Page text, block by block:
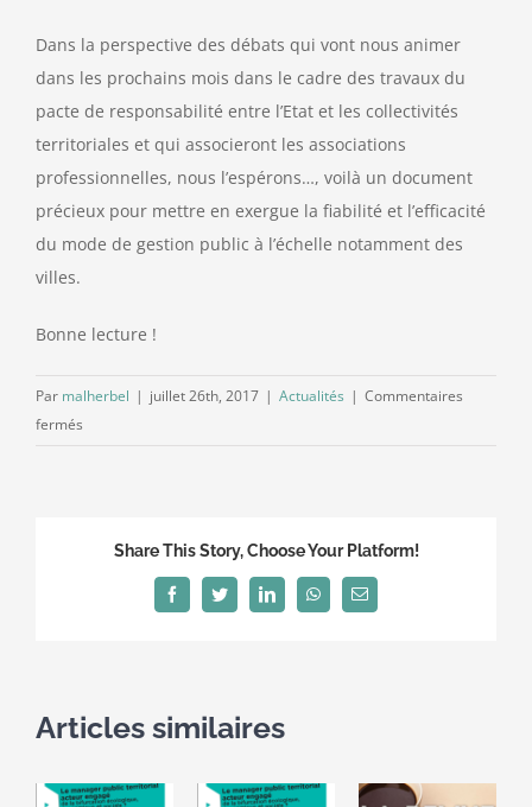
Dans la perspective des débats qui vont nous animer
dans les prochains mois dans le cadre des travaux du
pacte de responsabilité entre l’Etat et les collectivités
territoriales et qui associeront les associations
professionnelles, nous l’espérons…, voilà un document
précieux pour mettre en exergue la fiabilité et l’efficacité
du mode de gestion public à l’échelle notamment des
villes.
Bonne lecture !
Par malherbel | juillet 26th, 2017 | Actualités | Commentaires
fermés
Share This Story, Choose Your Platform!
FacebookTwitterLinkedInWhatsAppEmail
Articles similaires